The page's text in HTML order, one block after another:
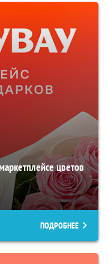
цветов
ПОДРОБНЕЕ